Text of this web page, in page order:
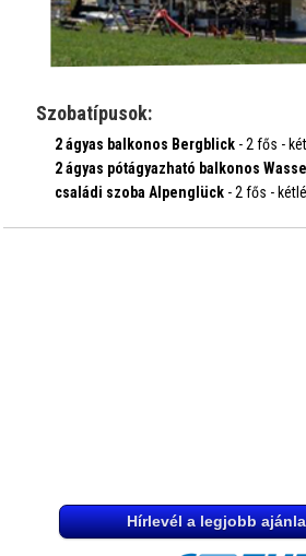
Szobatípusok:
2 ágyas balkonos Bergblick - 2 fős -
balkonnal...
időpontok, árak
2 ágyas pótágyazható balkonos
kétá...
családi szoba Alpenglück - 2 fős -
Hírlevél a legjobb